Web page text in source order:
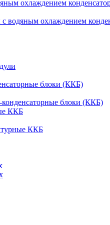
охлаждением
водяным охлаждением
блоки (ККБ)
блоки (ККБ)
ККБ
ККБ